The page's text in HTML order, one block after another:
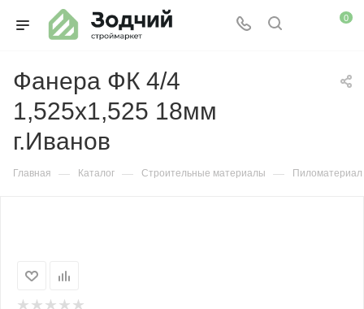
0
Фанера ФК 4/4
1,525х1,525 18мм
г.Иванов
Главная — Каталог — Строительные материалы — Пиломатериал